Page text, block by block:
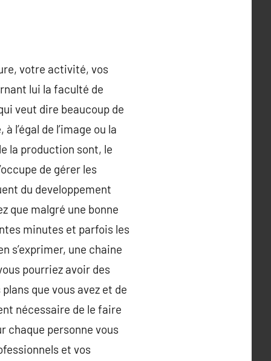
votre activité, vos
lui la faculté de
veut dire beaucoup de
l’égal de l’image ou la
la production sont, le
de gérer les
du developpement
que malgré une bonne
minutes et parfois les
s’exprimer, une chaine
pourriez avoir des
que vous avez et de
nécessaire de le faire
chaque personne vous
et vos